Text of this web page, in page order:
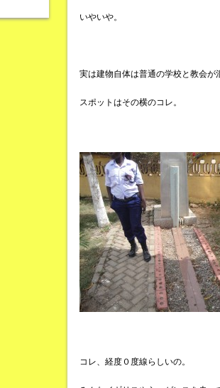
いやいや。
実は建物自体は普通の学校と教会が
スポットはその横のコレ。
コレ、経度０度線らしいの。